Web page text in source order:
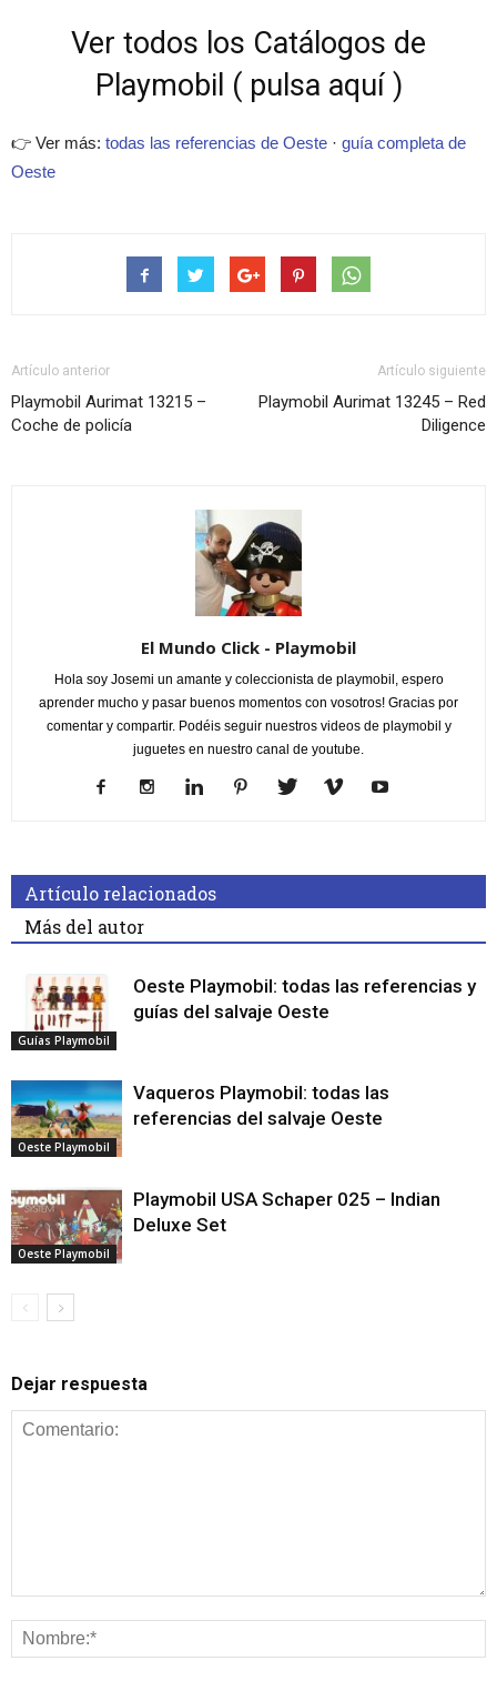
Ver todos los Catálogos de
Playmobil ( pulsa aquí )
👉 Ver más: todas las referencias de Oeste · guía completa de
Oeste
Artículo anterior
Playmobil Aurimat 13215 –
Coche de policía
Artículo siguiente
Playmobil Aurimat 13245 – Red
Diligence
El Mundo Click - Playmobil
Hola soy Josemi un amante y coleccionista de playmobil, espero
aprender mucho y pasar buenos momentos con vosotros! Gracias por
comentar y compartir. Podéis seguir nuestros videos de playmobil y
juguetes en nuestro canal de youtube.
Artículo relacionados
Más del autor
Guías Playmobil
Oeste Playmobil: todas las referencias y
guías del salvaje Oeste
Oeste Playmobil
Vaqueros Playmobil: todas las
referencias del salvaje Oeste
Oeste Playmobil
Playmobil USA Schaper 025 – Indian
Deluxe Set
Dejar respuesta